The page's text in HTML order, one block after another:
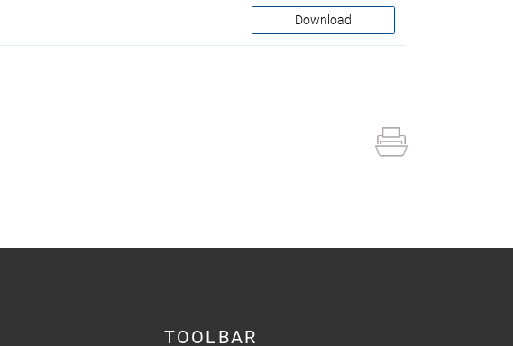
Download
TOOLBAR